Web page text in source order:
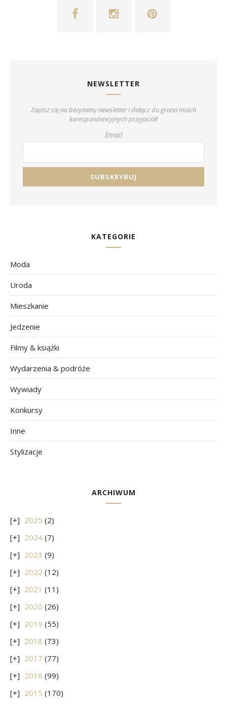
NEWSLETTER
Zapisz się na bezpłatny newsletter i dołącz do grona moich
korespondencyjnych przyjaciół!
Email
KATEGORIE
Moda
Uroda
Mieszkanie
Jedzenie
Filmy & książki
Wydarzenia & podróże
Wywiady
Konkursy
Inne
Stylizacje
ARCHIWUM
2025 (2)
2024 (7)
2023 (9)
2022 (12)
2021 (11)
2020 (26)
2019 (55)
2018 (73)
2017 (77)
2016 (99)
2015 (170)